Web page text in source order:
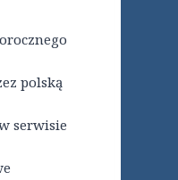
polską
serwisie